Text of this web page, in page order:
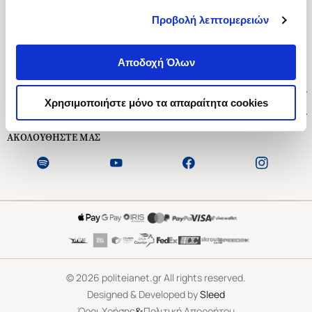
Προβολή λεπτομερειών
Αποδοχή Όλων
Χρησιμοποιήστε μόνο τα απαραίτητα cookies
Ασκληπιού 1-3, Αθήνα 106 79
Δευτέρα - Παρασκευή 09:00-21:00
Εξυπηρέτηση Πελατών
ΑΚΟΛΟΥΘΗΣΤΕ ΜΑΣ
©2026 politeianet.gr All rights reserved.
Designed & Developed bySleed